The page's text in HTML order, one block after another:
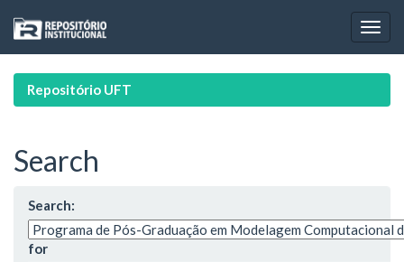
navigation
Repositório UFT
Search
Search:
for